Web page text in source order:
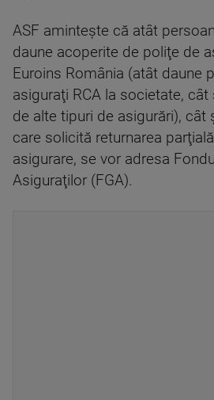
ASF aminteşte că atât
daune acoperite de poliţe de
Euroins România (atât daune
asiguraţi RCA la societate,
de alte tipuri de asigurări), cât
care solicită returnarea
asigurare, se vor adresa
Asiguraţilor (FGA).